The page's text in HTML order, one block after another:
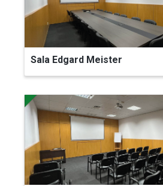
Sala Edgard Meister